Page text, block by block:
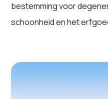
bestemming voor
schoonheid en het